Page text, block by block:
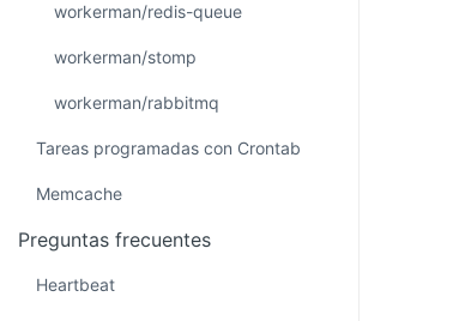
workerman/redis-queue
workerman/stomp
workerman/rabbitmq
Tareas programadas con Crontab
Memcache
Preguntas frecuentes
Heartbeat